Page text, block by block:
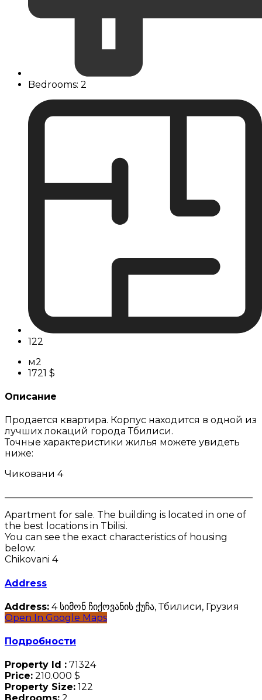
Bedrooms: 2
122
м2
1721 $
Описание
Продается квартира. Корпус находится в одной из
лучших локаций города Тбилиси.
Точные характеристики жилья можете увидеть
ниже:
Чиковани 4
Apartment for sale. The building is located in one of
the best locations in Tbilisi.
You can see the exact characteristics of housing
below:
Chikovani 4
Address
Address: 4 სიმონ ჩიქოვანის ქუჩა, Тбилиси, Грузия
Open In Google Maps
Подробности
Property Id : 71324
Price: 210.000 $
Property Size: 122